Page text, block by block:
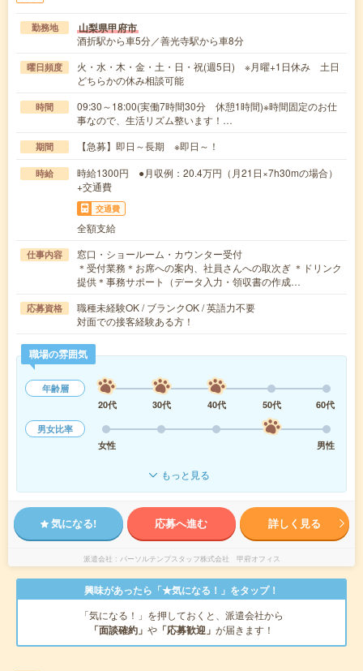
勤務地 山梨県甲府市
酒折駅から車5分／善光寺駅から車8分
曜日頻度
火・水・木・金・土・日・祝(週5日) ※月曜+1日休み 土日
どちらかの休み相談可能
時間
09:30～18:00(実働7時間30分 休憩1時間)※時間固定のお仕
事なので、生活リズム整います！…
期間 【急募】即日～長期 ※即日～！
時給
時給1300円 ●月収例：20.4万円（月21日×7h30mの場合）
+交通費
交通費
全額支給
仕事内容
窓口・ショールーム・カウンター受付
＊受付業務＊お席への案内、社員さんへの取次ぎ ＊ドリンク
提供＊事務サポート（データ入力・領収書の作成…
応募資格
職種未経験OK / ブランクOK / 英語力不要
対面での接客経験ある方！
職場の雰囲気
年齢層
20代
30代 40代 50代
60代
男女比率
女性
男性
もっと見る
気になる! 応募へ進む 詳しく見る
派遣会社 パーソルテンプスタッフ株式会社 甲府オフィス
興味があったら「★気になる！」をタップ！
「気になる！」を押しておくと、派遣会社から
「面談確約」 や 「応募歓迎」 が届きます！